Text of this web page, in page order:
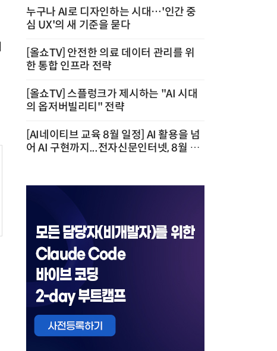
누구나 AI로 디자인하는 시대…'인간 중
심 UX'의 새 기준을 묻다
[올쇼TV] 안전한 의료 데이터 관리를 위
한 통합 인프라 전략
[올쇼TV] 스플렁크가 제시하는 "AI 시대
의 옵저버빌리티" 전략
[AI네이티브 교육 8월 일정] AI 활용을 넘
어 AI 구현까지...전자신문인터넷, 8월 실